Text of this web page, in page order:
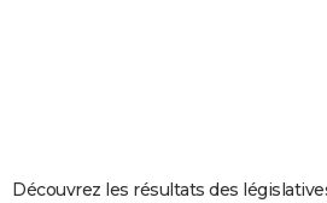
Découvrez les résultats des